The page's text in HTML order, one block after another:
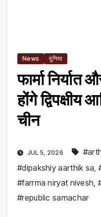
News दुनिया
फार्मा
होंगे
चीन
JUL 5, 2026
#dipakshiy aarthik sa
#farrma niryat nivesh
#republic samachar